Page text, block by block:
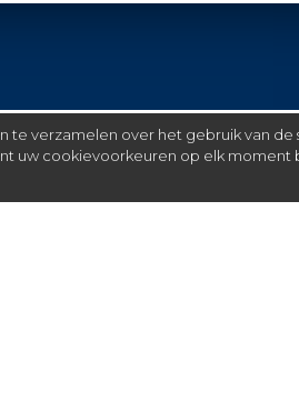
verzamelen over het gebruik van
uw cookievoorkeuren op elk